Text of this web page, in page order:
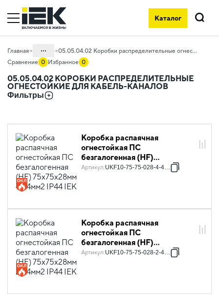
Каталог
Поиск
Главная ...
Каталог
05. Системы для прокладки кабеля
05.05.04.02 Коробки распределительные огнестойкие для кабель-каналов
Сравнение 0 Избранное 0
05.05.04.02 КОРОБКИ РАСПРЕДЕЛИТЕЛЬНЫЕ
ОГНЕСТОЙКИЕ ДЛЯ КАБЕЛЬ-КАНАЛОВ
Фильтры
Коробка распаячная
огнестойкая ПС
безгалогенная (HF)
75х75х28мм 4P 4мм2 IP44 IEK
Артикул:UKF10-75-75-028-4-4-09
Коробка распаячная
огнестойкая ПС
безгалогенная (HF)
75х75х28мм 2P 4мм2 IP44 IEK
Артикул:UKF10-75-75-028-2-4-09